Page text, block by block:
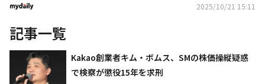
2025/10/21 15:11
記事一覧
Kakao創業者キム・ボムス、SMの株価操縦疑惑
で検察が懲役15年を求刑